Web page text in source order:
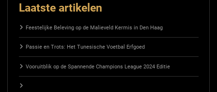
Laatste artikelen
Feestelijke Beleving op de Malieveld Kermis in Den Haag
Passie en Trots: Het Tunesische Voetbal Erfgoed
Vooruitblik op de Spannende Champions League 2024 Editie